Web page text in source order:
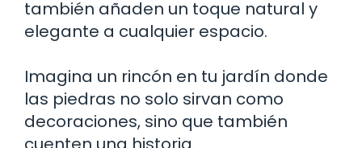
también añaden un toque natural y
elegante a cualquier espacio.
Imagina un rincón en tu jardín donde
las piedras no solo sirvan como
decoraciones, sino que también